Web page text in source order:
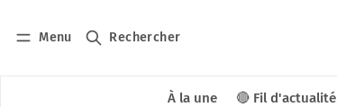
Menu Rechercher
À la une 🔴 Fil d'actualité